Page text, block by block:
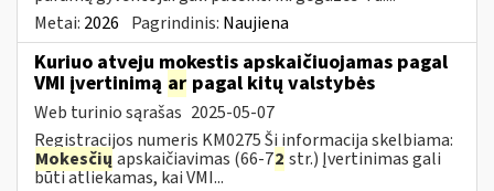
Metai: 2026 Pagrindinis: Naujiena
Kuriuo atveju mokestis apskaičiuojamas pagal
VMI įvertinimą ar pagal kitų valstybės
Web turinio sąrašas 2025-05-07
Registracijos numeris KM0275 Ši informacija skelbiama:
Mokesčių apskaičiavimas (66-72 str.) Įvertinimas gali
būti atliekamas, kai VMI...